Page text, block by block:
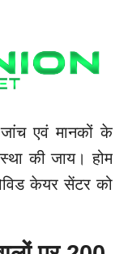
एवं मानकों के
की जाय। होम
केयर सेंटर को